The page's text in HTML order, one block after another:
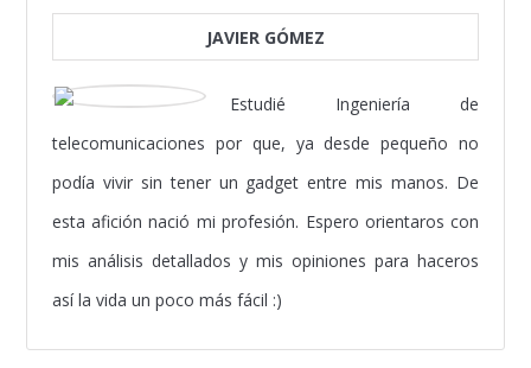
JAVIER GÓMEZ
Estudié Ingeniería de
telecomunicaciones por que, ya desde pequeño no
podía vivir sin tener un gadget entre mis manos. De
esta afición nació mi profesión. Espero orientaros con
mis análisis detallados y mis opiniones para haceros
así la vida un poco más fácil :)